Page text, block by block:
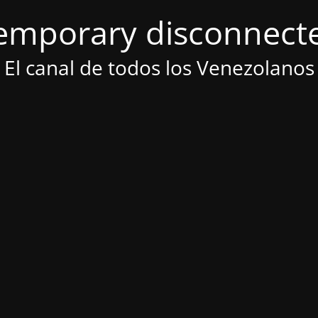
El canal de todos los Venezolanos